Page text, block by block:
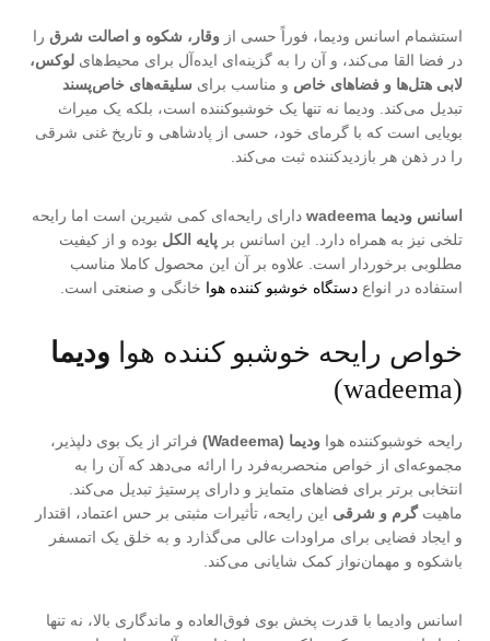
استشمام اسانس ودیما، فوراً حسی از وقار، شکوه و اصالت شرق را
در فضا القا می‌کند، و آن را به گزینه‌ای ایده‌آل برای محیط‌های لوکس،
لابی هتل‌ها و فضاهای خاص و مناسب برای سلیقه‌های خاص‌پسند
تبدیل می‌کند. ودیما نه تنها یک خوشبوکننده است، بلکه یک میراث
بویایی است که با گرمای خود، حسی از پادشاهی و تاریخ غنی شرقی
را در ذهن هر بازدیدکننده ثبت می‌کند.
اسانس ودیما wadeema
دارای رایحه‌ای کمی شیرین است اما رایحه
تلخی نیز به همراه دارد. این اسانس بر پایه الکل بوده و از کیفیت
مطلوبی برخوردار است. علاوه بر آن این محصول کاملا مناسب
استفاده در انواع دستگاه خوشبو کننده هوا خانگی و صنعتی است.
خواص رایحه خوشبو کننده هوا ودیما
(wadeema)
رایحه خوشبوکننده هوا ودیما (Wadeema)
فراتر از یک بوی دلپذیر،
مجموعه‌ای از خواص منحصربه‌فرد را ارائه می‌دهد که آن را به
انتخابی برتر برای فضاهای متمایز و دارای پرستیژ تبدیل می‌کند.
ماهیتگرم و شرقی این رایحه، تأثیرات مثبتی بر حس اعتماد، اقتدار
و ایجاد فضایی برای مراودات عالی می‌گذارد و به خلق یک اتمسفر
باشکوه و مهمان‌نواز کمک شایانی می‌کند.
اسانس وادیما با قدرت پخش بوی فوق‌العاده و ماندگاری بالا، نه تنها